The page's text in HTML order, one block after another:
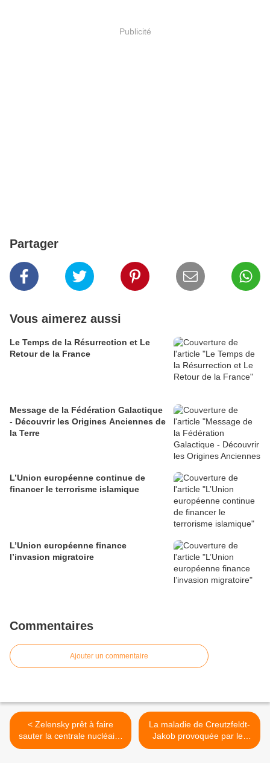
Publicité
Partager
Vous aimerez aussi
Le Temps de la Résurrection et Le
Retour de la France
Message de la Fédération Galactique
- Découvrir les Origines Anciennes de
la Terre
L’Union européenne continue de
financer le terrorisme islamique
L’Union européenne finance
l’invasion migratoire
Commentaires
Ajouter un commentaire
< Zelensky prêt à faire
sauter la centrale nucléaire
de Zaporozhe
La maladie de Creutzfeldt-
Jakob provoquée par les
Vaxx >